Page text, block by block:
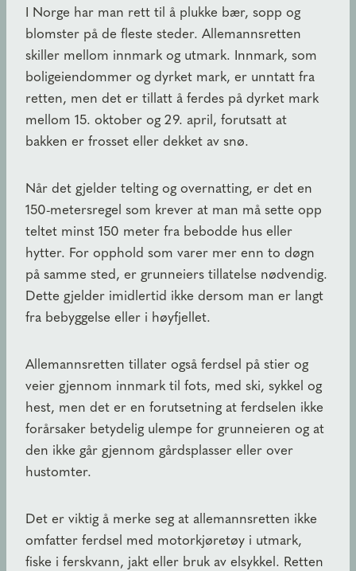
I Norge har man rett til å plukke bær, sopp og
blomster på de fleste steder. Allemannsretten
skiller mellom innmark og utmark. Innmark, som
boligeiendommer og dyrket mark, er unntatt fra
retten, men det er tillatt å ferdes på dyrket mark
mellom 15. oktober og 29. april, forutsatt at
bakken er frosset eller dekket av snø.
Når det gjelder telting og overnatting, er det en
150-metersregel som krever at man må sette opp
teltet minst 150 meter fra bebodde hus eller
hytter. For opphold som varer mer enn to døgn
på samme sted, er grunneiers tillatelse nødvendig.
Dette gjelder imidlertid ikke dersom man er langt
fra bebyggelse eller i høyfjellet.
Allemannsretten tillater også ferdsel på stier og
veier gjennom innmark til fots, med ski, sykkel og
hest, men det er en forutsetning at ferdselen ikke
forårsaker betydelig ulempe for grunneieren og at
den ikke går gjennom gårdsplasser eller over
hustomter.
Det er viktig å merke seg at allemannsretten ikke
omfatter ferdsel med motorkjøretøy i utmark,
fiske i ferskvann, jakt eller bruk av elsykkel. Retten